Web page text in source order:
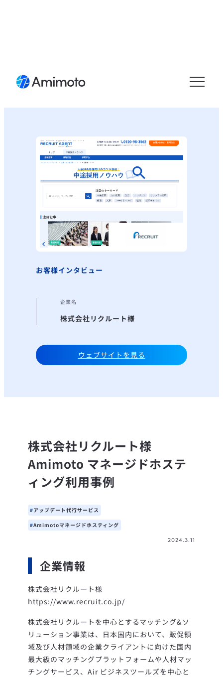
お客様インタビュー
企業名
株式会社リクルート様
ウェブサイトを見る
株式会社リクルート様
Amimoto マネージドホステ
ィング利用事例
アップデート代行サービス
Amimotoマネージドホスティング
2024.3.11
企業情報
株式会社リクルート様
https://www.recruit.co.jp/
株式会社リクルートを中心とするマッチング&ソ
リューション事業は、日本国内において、販促領
域及び人材領域の企業クライアントに向けた国内
最大級のマッチングプラットフォームや人材マッ
チングサービス、Air ビジネスツールズを中心と